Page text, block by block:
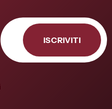
ISCRIVITI